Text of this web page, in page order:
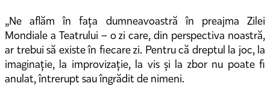
„Ne aflăm în fața dumneavoastră în preajma Zilei
Mondiale a Teatrului – o zi care, din perspectiva noastră,
ar trebui să existe în fiecare zi. Pentru că dreptul la joc, la
imaginație, la improvizație, la vis și la zbor nu poate fi
anulat, întrerupt sau îngrădit de nimeni.